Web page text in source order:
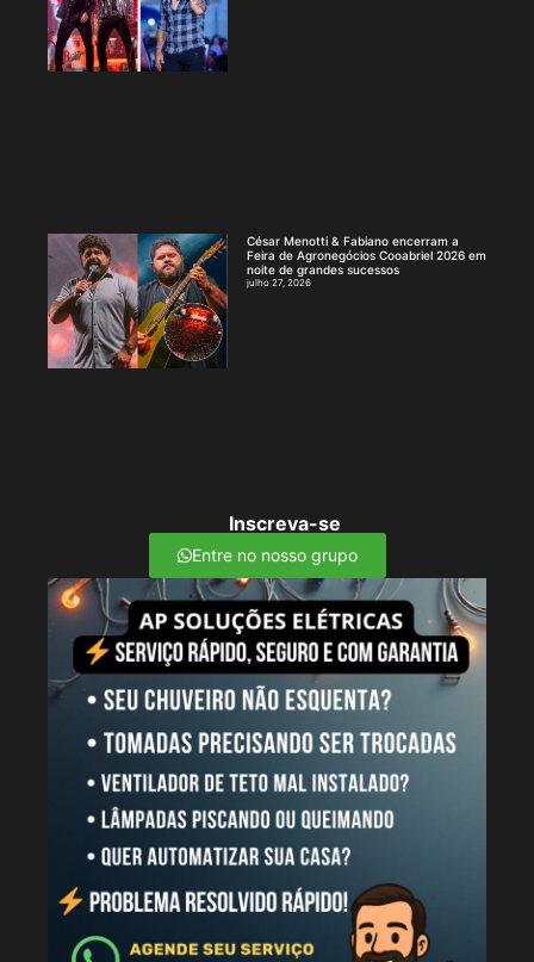
César Menotti & Fabiano encerram a
Feira de Agronegócios Cooabriel 2026 em
noite de grandes sucessos
julho 27, 2026
Inscreva-se
Entre no nosso grupo